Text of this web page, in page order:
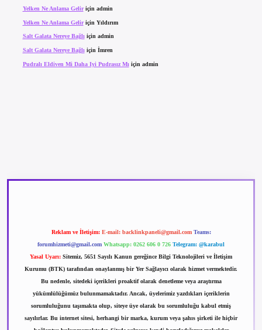
Yelken Ne Anlama Geliriçin admin
Yelken Ne Anlama Geliriçin Yıldırım
Salt Galata Nereye Bağlıiçin admin
Salt Galata Nereye Bağlı için İmren
Pudralı Eldiven Mi Daha Iyi Pudrasız Mı için admin
Reklam ve İletişim: E-mail: backlinkpaneli@gmail.com Teams:
forumhizmeti@gmail.com Whatsapp: 0262 606 0 726 Telegram: @karabul
Yasal Uyarı: Sitemiz, 5651 Sayılı Kanun gereğince Bilgi Teknolojileri ve İletişim
Kurumu (BTK) tarafından onaylanmış bir Yer Sağlayıcı olarak hizmet vermektedir.
Bu nedenle, sitedeki içerikleri proaktif olarak denetleme veya araştırma
yükümlülüğümüz bulunmamaktadır. Ancak, üyelerimiz yazdıkları içeriklerin
sorumluluğunu taşımakta olup, siteye üye olarak bu sorumluluğu kabul etmiş
sayılırlar. Bu internet sitesi, herhangi bir marka, kurum veya şahıs şirketi ile hiçbir